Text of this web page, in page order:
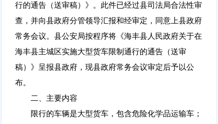
行的通告（送审稿）》。此件已经过县司法局合法性审
查，并向县政府分管领导汇报和经审定，同意上县政府
常务会议。县公安局按程序将《海丰县人民政府关于在
海丰县主城区实施大型货车限制通行的通告（送审
稿）》呈报县政府，现县政府常务会议审定后予以公
布。
二、主要内容
限行的车辆是大型货车，包含危险化学品运输车；